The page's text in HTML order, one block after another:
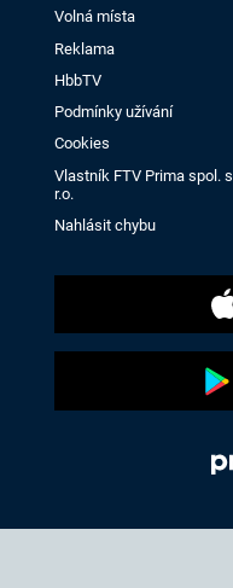
Volná místa
Reklama
HbbTV
Podmínky užívání
Cookies
Vlastník FTV Prima spol. s
r.o.
Nahlásit chybu